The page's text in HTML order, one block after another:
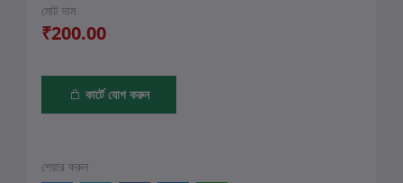
মোট দাম
₹200.00
কার্টে যোগ করুন
শেয়ার করুন